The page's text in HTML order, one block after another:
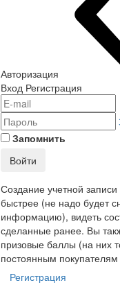
Авторизация
Вход Регистрация
Запомнить
Войти
Создание учетной
быстрее (не надо будет
информацию), видеть
сделанные ранее. Вы
призовые баллы (на них
постоянным
Регистрация